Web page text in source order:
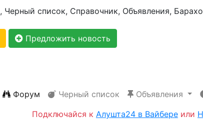
Предложить новость
Форум Черный список Объявления
Подключайся к Алушта24 в Вайбере или